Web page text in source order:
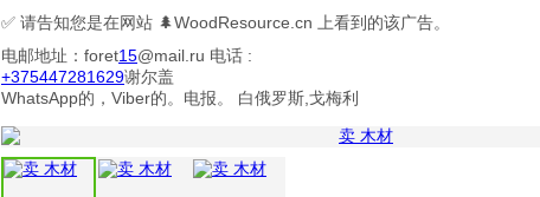
✅ 请告知您是在网站 🌲WoodResource.cn 上看到的该广告。
电邮地址：foret15@mail.ru 电话 :
+375447281629谢尔盖
WhatsApp的，Viber的。电报。 白俄罗斯,戈梅利